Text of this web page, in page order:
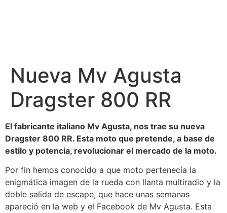
Nueva Mv Agusta
Dragster 800 RR
El fabricante italiano Mv Agusta, nos trae su nueva
Dragster 800 RR. Esta moto que pretende, a base de
estilo y potencia, revolucionar el mercado de la moto.
Por fin hemos conocido a que moto pertenecía la
enigmática imagen de la rueda con llanta multiradio y la
doble salida de escape, que hace unas semanas
apareció en la web y el Facebook de Mv Agusta. Esta